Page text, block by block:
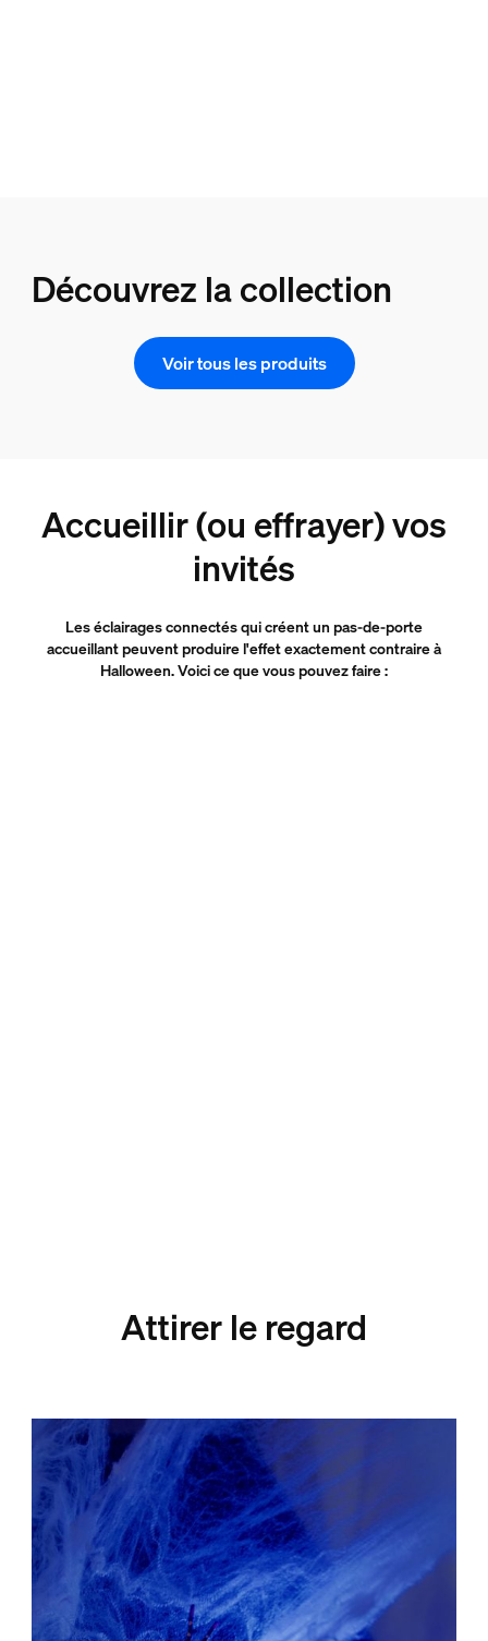
Découvrez la collection
Voir tous les produits
Accueillir (ou effrayer) vos
invités
Les éclairages connectés qui créent un pas-de-porte
accueillant peuvent produire l'effet exactement contraire à
Halloween. Voici ce que vous pouvez faire :
Attirer le regard